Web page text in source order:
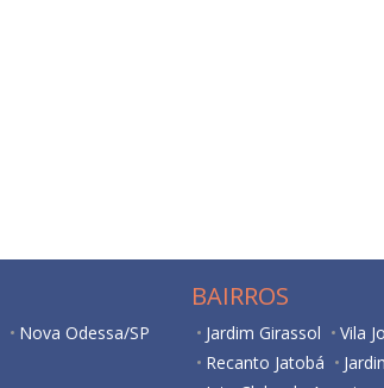
Nova Odessa/SP
BAIRROS
Jardim Girassol Vila
Recanto Jatobá